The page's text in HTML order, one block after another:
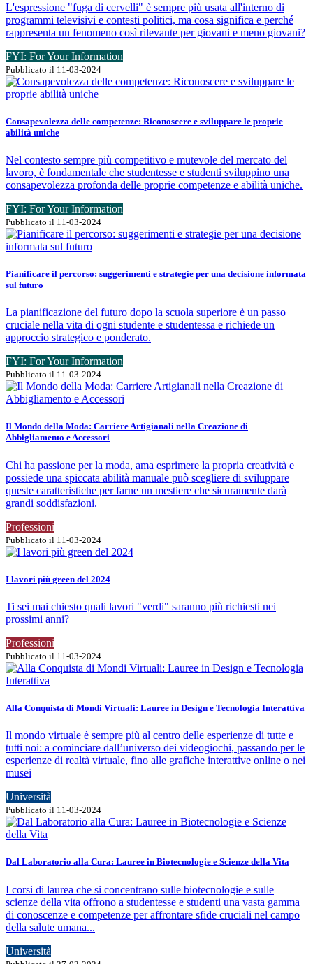
L'espressione "fuga di cervelli" è sempre più usata all'interno di
programmi televisivi e contesti politici, ma cosa significa e perché
rappresenta un fenomeno così rilevante per giovani e meno giovani?
FYI: For Your Information
Pubblicato il 11-03-2024
Consapevolezza delle competenze: Riconoscere e sviluppare le proprie
abilità uniche
Nel contesto sempre più competitivo e mutevole del mercato del
lavoro, è fondamentale che studentesse e studenti sviluppino una
consapevolezza profonda delle proprie competenze e abilità uniche.
FYI: For Your Information
Pubblicato il 11-03-2024
Pianificare il percorso: suggerimenti e strategie per una decisione informata
sul futuro
La pianificazione del futuro dopo la scuola superiore è un passo
cruciale nella vita di ogni studente e studentessa e richiede un
approccio strategico e ponderato.
FYI: For Your Information
Pubblicato il 11-03-2024
Il Mondo della Moda: Carriere Artigianali nella Creazione di
Abbigliamento e Accessori
Chi ha passione per la moda, ama esprimere la propria creatività e
possiede una spiccata abilità manuale può scegliere di sviluppare
queste caratteristiche per farne un mestiere che sicuramente darà
grandi soddisfazioni.
Professioni
Pubblicato il 11-03-2024
I lavori più green del 2024
Ti sei mai chiesto quali lavori "verdi" saranno più richiesti nei
prossimi anni?
Professioni
Pubblicato il 11-03-2024
Alla Conquista di Mondi Virtuali: Lauree in Design e Tecnologia Interattiva
Il mondo virtuale è sempre più al centro delle esperienze di tutte e
tutti noi: a cominciare dall’universo dei videogiochi, passando per le
esperienze di realtà virtuale, fino alle grafiche interattive online o nei
musei
Università
Pubblicato il 11-03-2024
Dal Laboratorio alla Cura: Lauree in Biotecnologie e Scienze della Vita
I corsi di laurea che si concentrano sulle biotecnologie e sulle
scienze della vita offrono a studentesse e studenti una vasta gamma
di conoscenze e competenze per affrontare sfide cruciali nel campo
della salute umana...
Università